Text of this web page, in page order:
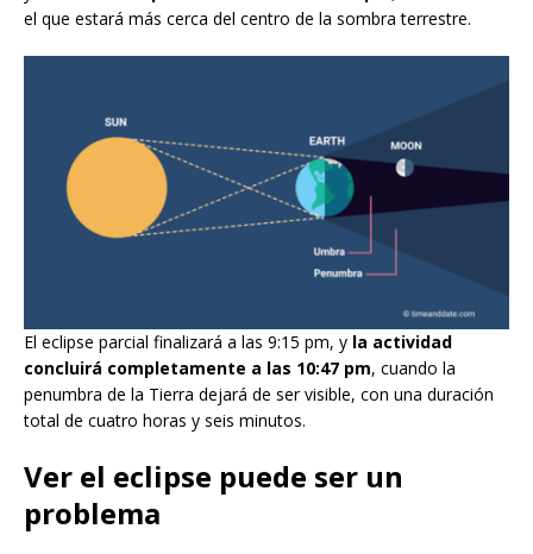
el que estará más cerca del centro de la sombra terrestre.
El eclipse parcial finalizará a las 9:15 pm, y la actividad
concluirá completamente a las 10:47 pm, cuando la
penumbra de la Tierra dejará de ser visible, con una duración
total de cuatro horas y seis minutos.
Ver el eclipse puede ser un
problema